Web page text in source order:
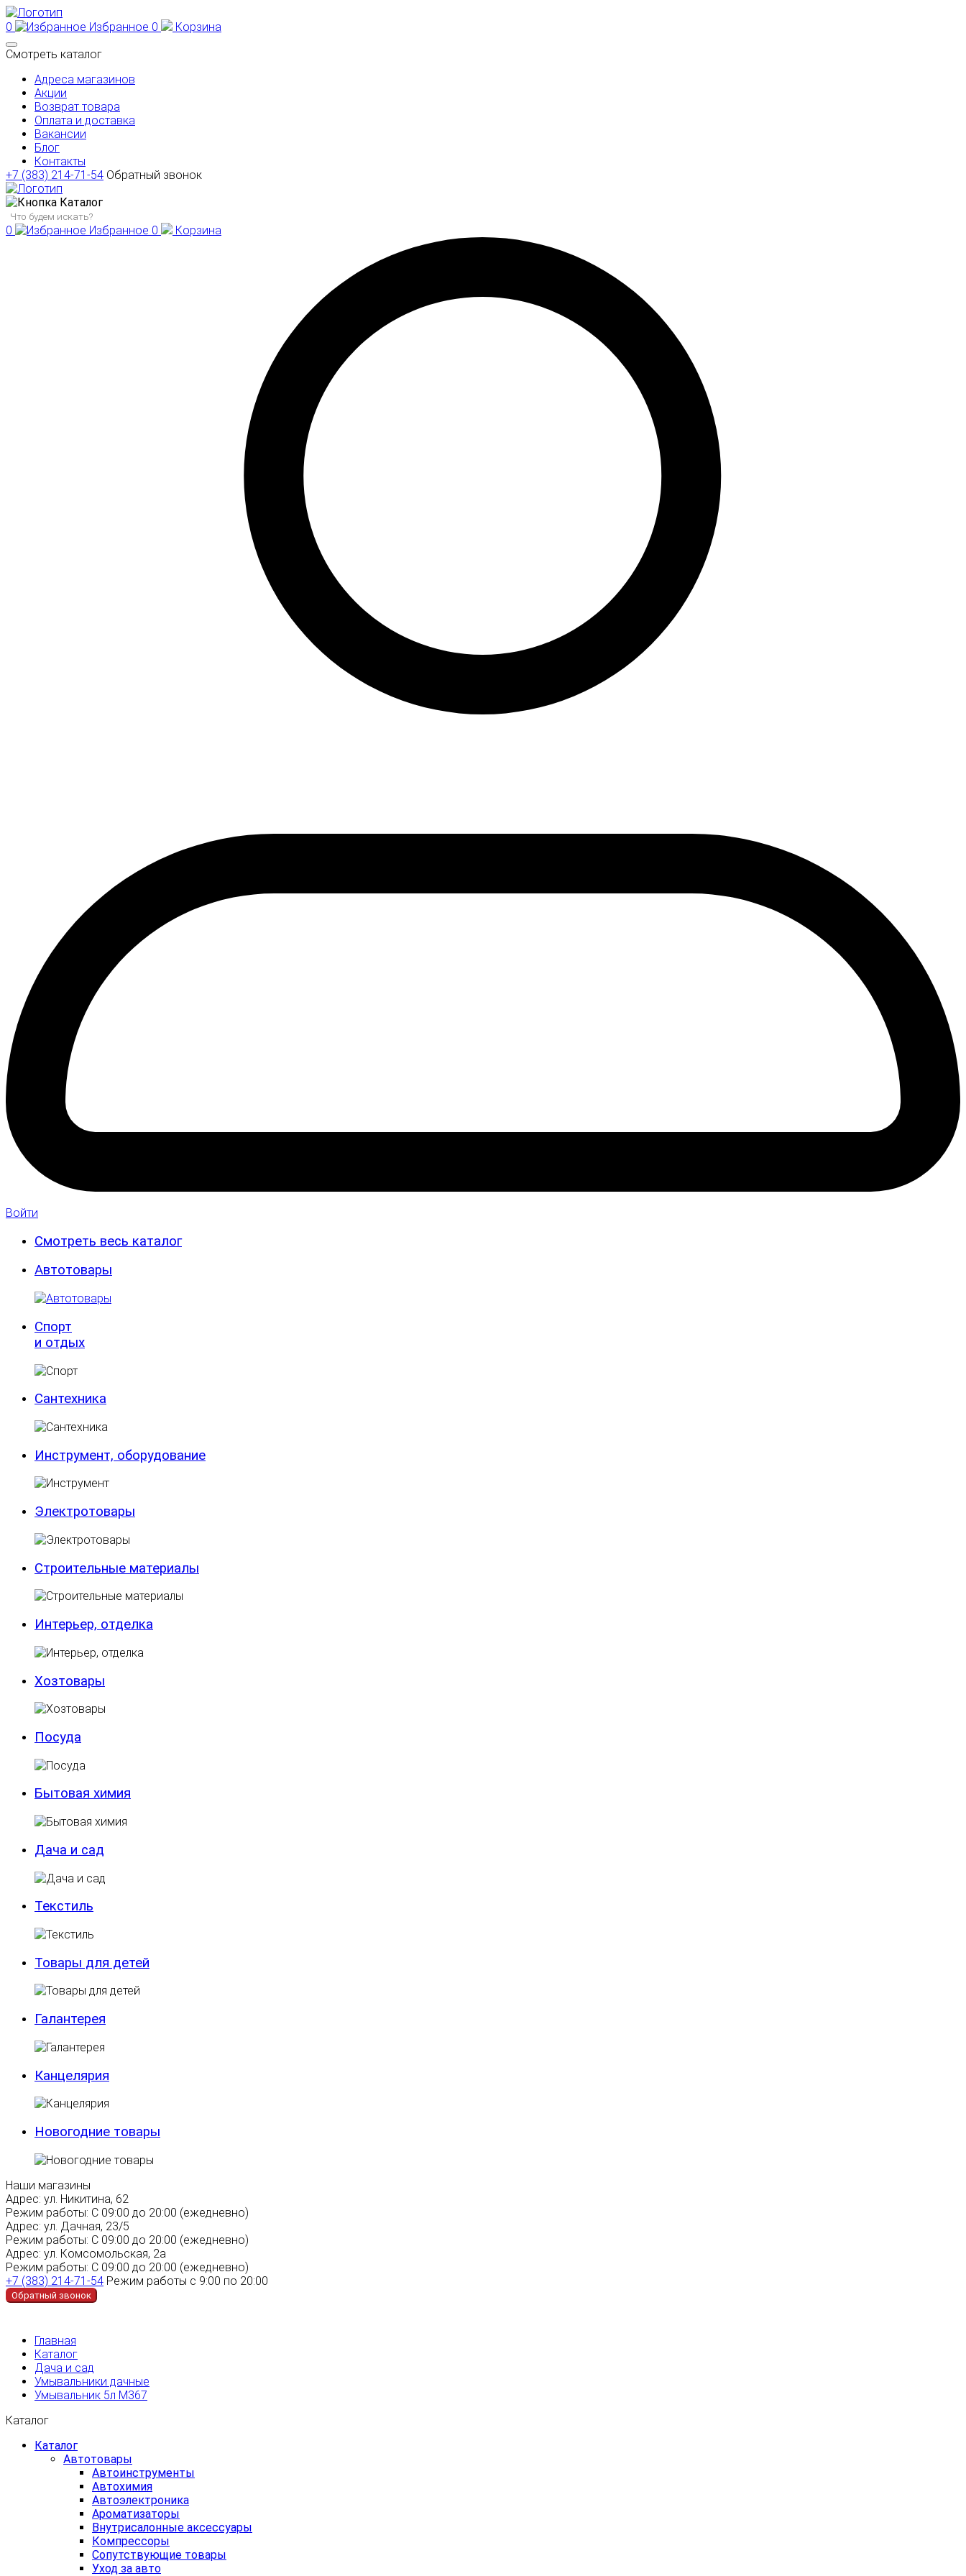
0 Избранное 0
Корзина
Смотреть каталог
Адреса магазинов
Акции
Возврат товара
Оплата и доставка
Вакансии
Блог
Контакты
+7 (383) 214-71-54 Обратный звонок
Каталог
0 Избранное 0 Корзина
Войти
Смотреть весь каталог
Автотовары
Спорт
и отдых
Сантехника
Инструмент, оборудование
Электротовары
Строительные материалы
Интерьер, отделка
Хозтовары
Посуда
Бытовая химия
Дача и сад
Текстиль
Товары для детей
Галантерея
Канцелярия
Новогодние товары
Наши магазины
Адрес: ул. Никитина, 62
Режим работы: С 09:00 до 20:00 (ежедневно)
Адрес: ул. Дачная, 23/5
Режим работы: С 09:00 до 20:00 (ежедневно)
Адрес: ул. Комсомольская, 2а
Режим работы: С 09:00 до 20:00 (ежедневно)
+7 (383) 214-71-54 Режим работы с 9:00 по 20:00
Обратный звонок
Главная
Каталог
Дача и сад
Умывальники дачные
Умывальник 5л М367
Каталог
Каталог
Автотовары
Автоинструменты
Автохимия
Автоэлектроника
Ароматизаторы
Внутрисалонные аксессуары
Компрессоры
Сопутствующие товары
Уход за авто